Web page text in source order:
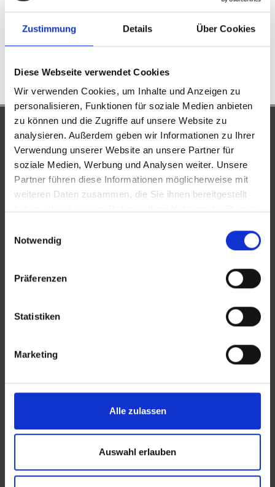
Zustimmung Details Über Cookies
Diese Webseite verwendet Cookies
Wir verwenden Cookies, um Inhalte und Anzeigen zu
personalisieren, Funktionen für soziale Medien anbieten
zu können und die Zugriffe auf unsere Website zu
analysieren. Außerdem geben wir Informationen zu Ihrer
Verwendung unserer Website an unsere Partner für
soziale Medien, Werbung und Analysen weiter. Unsere
Partner führen diese Informationen möglicherweise mit
weiteren Daten zusammen, die Sie ihnen bereitgestellt
Notwendig
Präferenzen
Statistiken
Marketing
Alle zulassen
Auswahl erlauben
Etagenwohnung
64,63 m²
2
UNSERE PARTNER &
AUSZEICHNUNGEN
Lünendonk ImmobilienGmbH & Co. KG